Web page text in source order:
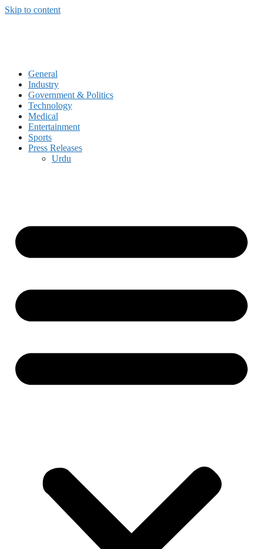
Skip to content
General
Industry
Government & Politics
Technology
Medical
Entertainment
Sports
Press Releases
Urdu